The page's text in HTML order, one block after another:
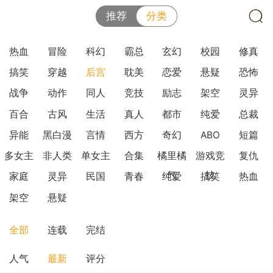
推荐 分类
热血 冒险 科幻 霸总 玄幻 校园
修真
搞笑
穿越 后宫 耽美 恋爱 悬疑
恐怖
战争
动作 同人 竞技 励志 架空
灵异
百合
古风 生活 真人 都市 纯爱
总裁
异能
黑白漫 言情 西方 奇幻 ABO
短篇
多女主
非人类 单女主 合集
橘里橘
气
游戏竞
技
复仇
家庭
灵异 民国 青春 纯爱 搞笑
热血
架空
悬疑
全部 连载 完结
人气 最新 评分